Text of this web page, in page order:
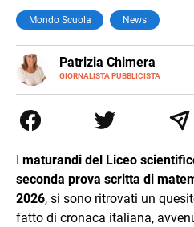
Mondo Scuola News
Patrizia Chimera
GIORNALISTA PUBBLICISTA
E-
MAIL
LINKEDIN
collaborato con grandi
comunicazione
I maturandi del Liceo
seconda prova scritta di
2026, si sono ritrovati un
fatto di cronaca italiana,